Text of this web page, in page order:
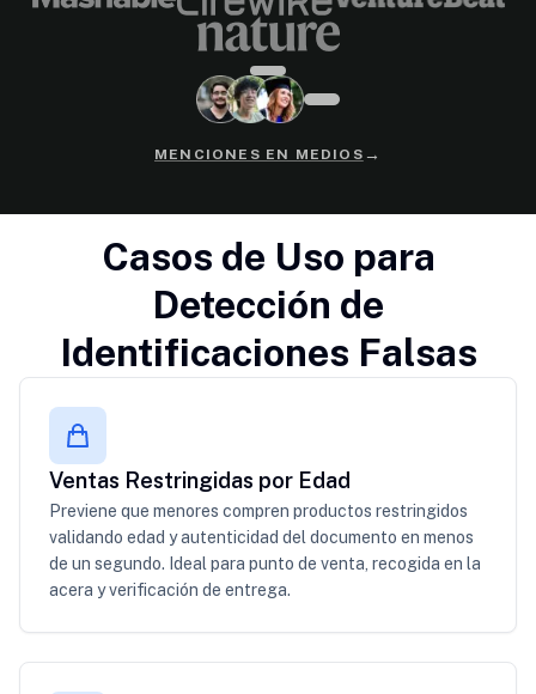
MENCIONES EN MEDIOS →
Casos de Uso para
Detección de
Identificaciones Falsas
Ventas Restringidas por Edad
Previene que menores compren productos restringidos
validando edad y autenticidad del documento en menos
de un segundo. Ideal para punto de venta, recogida en la
acera y verificación de entrega.